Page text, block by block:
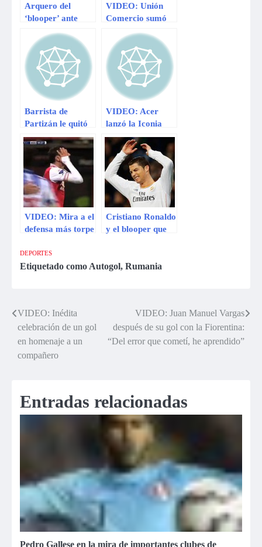
Arquero del
‘blooper’ ante
hacer jugada de
Johan Cruyff
VIDEO: Unión
Comercio sumó
blooper
consecutivo con
este increíble
autogol
Barrista de
Partizán le quitó
cinta al capitán
del equipo tras
derrota
VIDEO: Acer
lanzó la Iconia
A1, una tableta
Android de bajo
costo
VIDEO: Mira a el
defensa más torpe
holandesa
Cristiano Ronaldo
y el blooper que
[VIDEO]
DEPORTES
Etiquetado como Autogol, Rumania
Navegación
de
entradas
VIDEO: Inédita
celebración de un gol
en homenaje a un
compañero
VIDEO: Juan Manuel Vargas
después de su gol con la Fiorentina:
“Del error que cometí, he aprendido”
Entradas relacionadas
Pedro Gallese en la mira de importantes clubes de